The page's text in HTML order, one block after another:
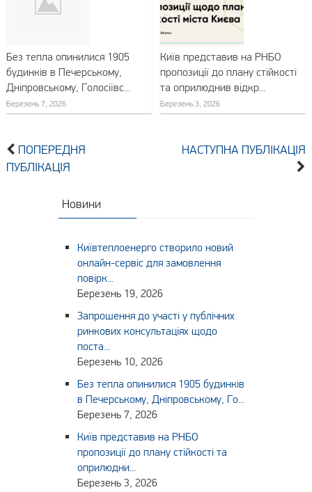
Без тепла опинилися 1905
будинків в Печерському,
Дніпровському, Голосіївс...
Березень 7, 2026
Київ представив на РНБО
пропозиції до плану стійкості
та оприлюднив відкр...
Березень 3, 2026
ПОПЕРЕДНЯ
ПУБЛІКАЦІЯ
НАСТУПНА ПУБЛІКАЦІЯ
Новини
Київтеплоенерго створило новий
онлайн-сервіс для замовлення
повірк...
Березень 19, 2026
Запрошення до участі у публічних
ринкових консультаціях щодо
поста...
Березень 10, 2026
Без тепла опинилися 1905 будинків
в Печерському, Дніпровському, Го...
Березень 7, 2026
Київ представив на РНБО
пропозиції до плану стійкості та
оприлюдни...
Березень 3, 2026